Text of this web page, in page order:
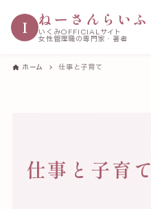
I ねーさんらいふ
いくみOFFICIALサイト
女性管理職の専門家・著者
ホーム 仕事と子育て
仕事と子育て